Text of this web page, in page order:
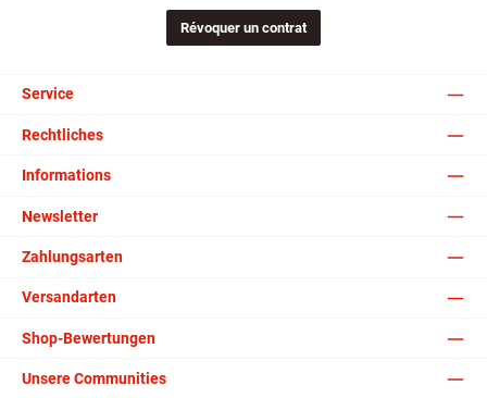
Révoquer un contrat
Service
Rechtliches
Informations
Newsletter
Zahlungsarten
Versandarten
Shop-Bewertungen
Unsere Communities